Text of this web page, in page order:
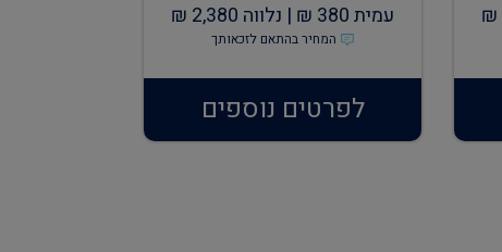
₪ עמית380
₪ | נלווה 2,380
₪
המחיר בהתאם לזכאותך
לפרטים נוספים